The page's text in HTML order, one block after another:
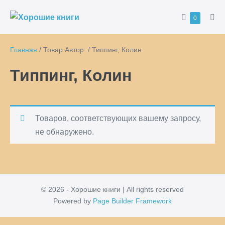
содержимому
Корзина
0Товары
Главная / Товар Автор: / Типпинг, Колин
Типпинг, Колин
Товаров, соответствующих вашему запросу,
не обнаружено.
© 2026 - Хорошие книги | All rights reserved
Powered by Page Builder Framework